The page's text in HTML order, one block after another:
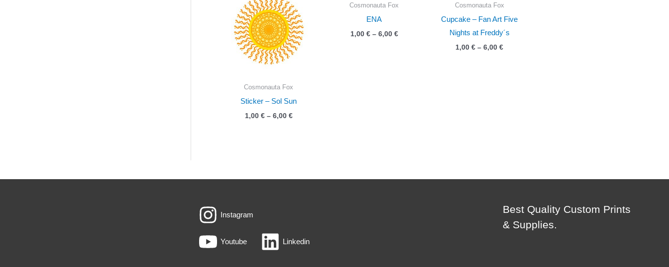
Cosmonauta Fox
Sticker – Sol Sun
1,00 € – 6,00 €Price
Cosmonauta Fox
ENA
1,00 € – 6,00 €Price
Cosmonauta Fox
Cupcake – Fan Art Five
Nights at Freddy´s
1,00€ – 6,00€Price
Instagram
Youtube Linkedin
Best Quality Custom Prints
& Supplies.